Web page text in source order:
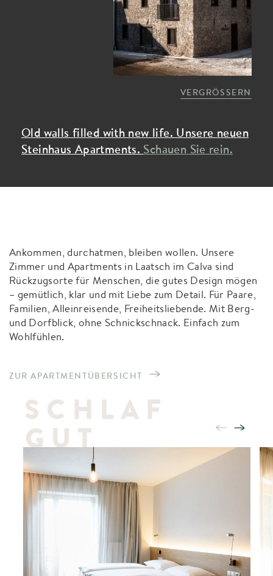
VERGRÖSSERN
Old walls filled with new life. Unsere neuen
Steinhaus Apartments. Schauen Sie rein.
Ankommen, durchatmen, bleiben wollen. Unsere
Zimmer und Apartments in Laatsch im Calva sind
Rückzugsorte für Menschen, die gutes Design mögen
– gemütlich, klar und mit Liebe zum Detail. Für Paare,
Familien, Alleinreisende, Freiheitsliebende. Mit Berg-
und Dorfblick, ohne Schnickschnack. Einfach zum
Wohlfühlen.
ZUR APARTMENTÜBERSICHT
SCHLAF
GUT